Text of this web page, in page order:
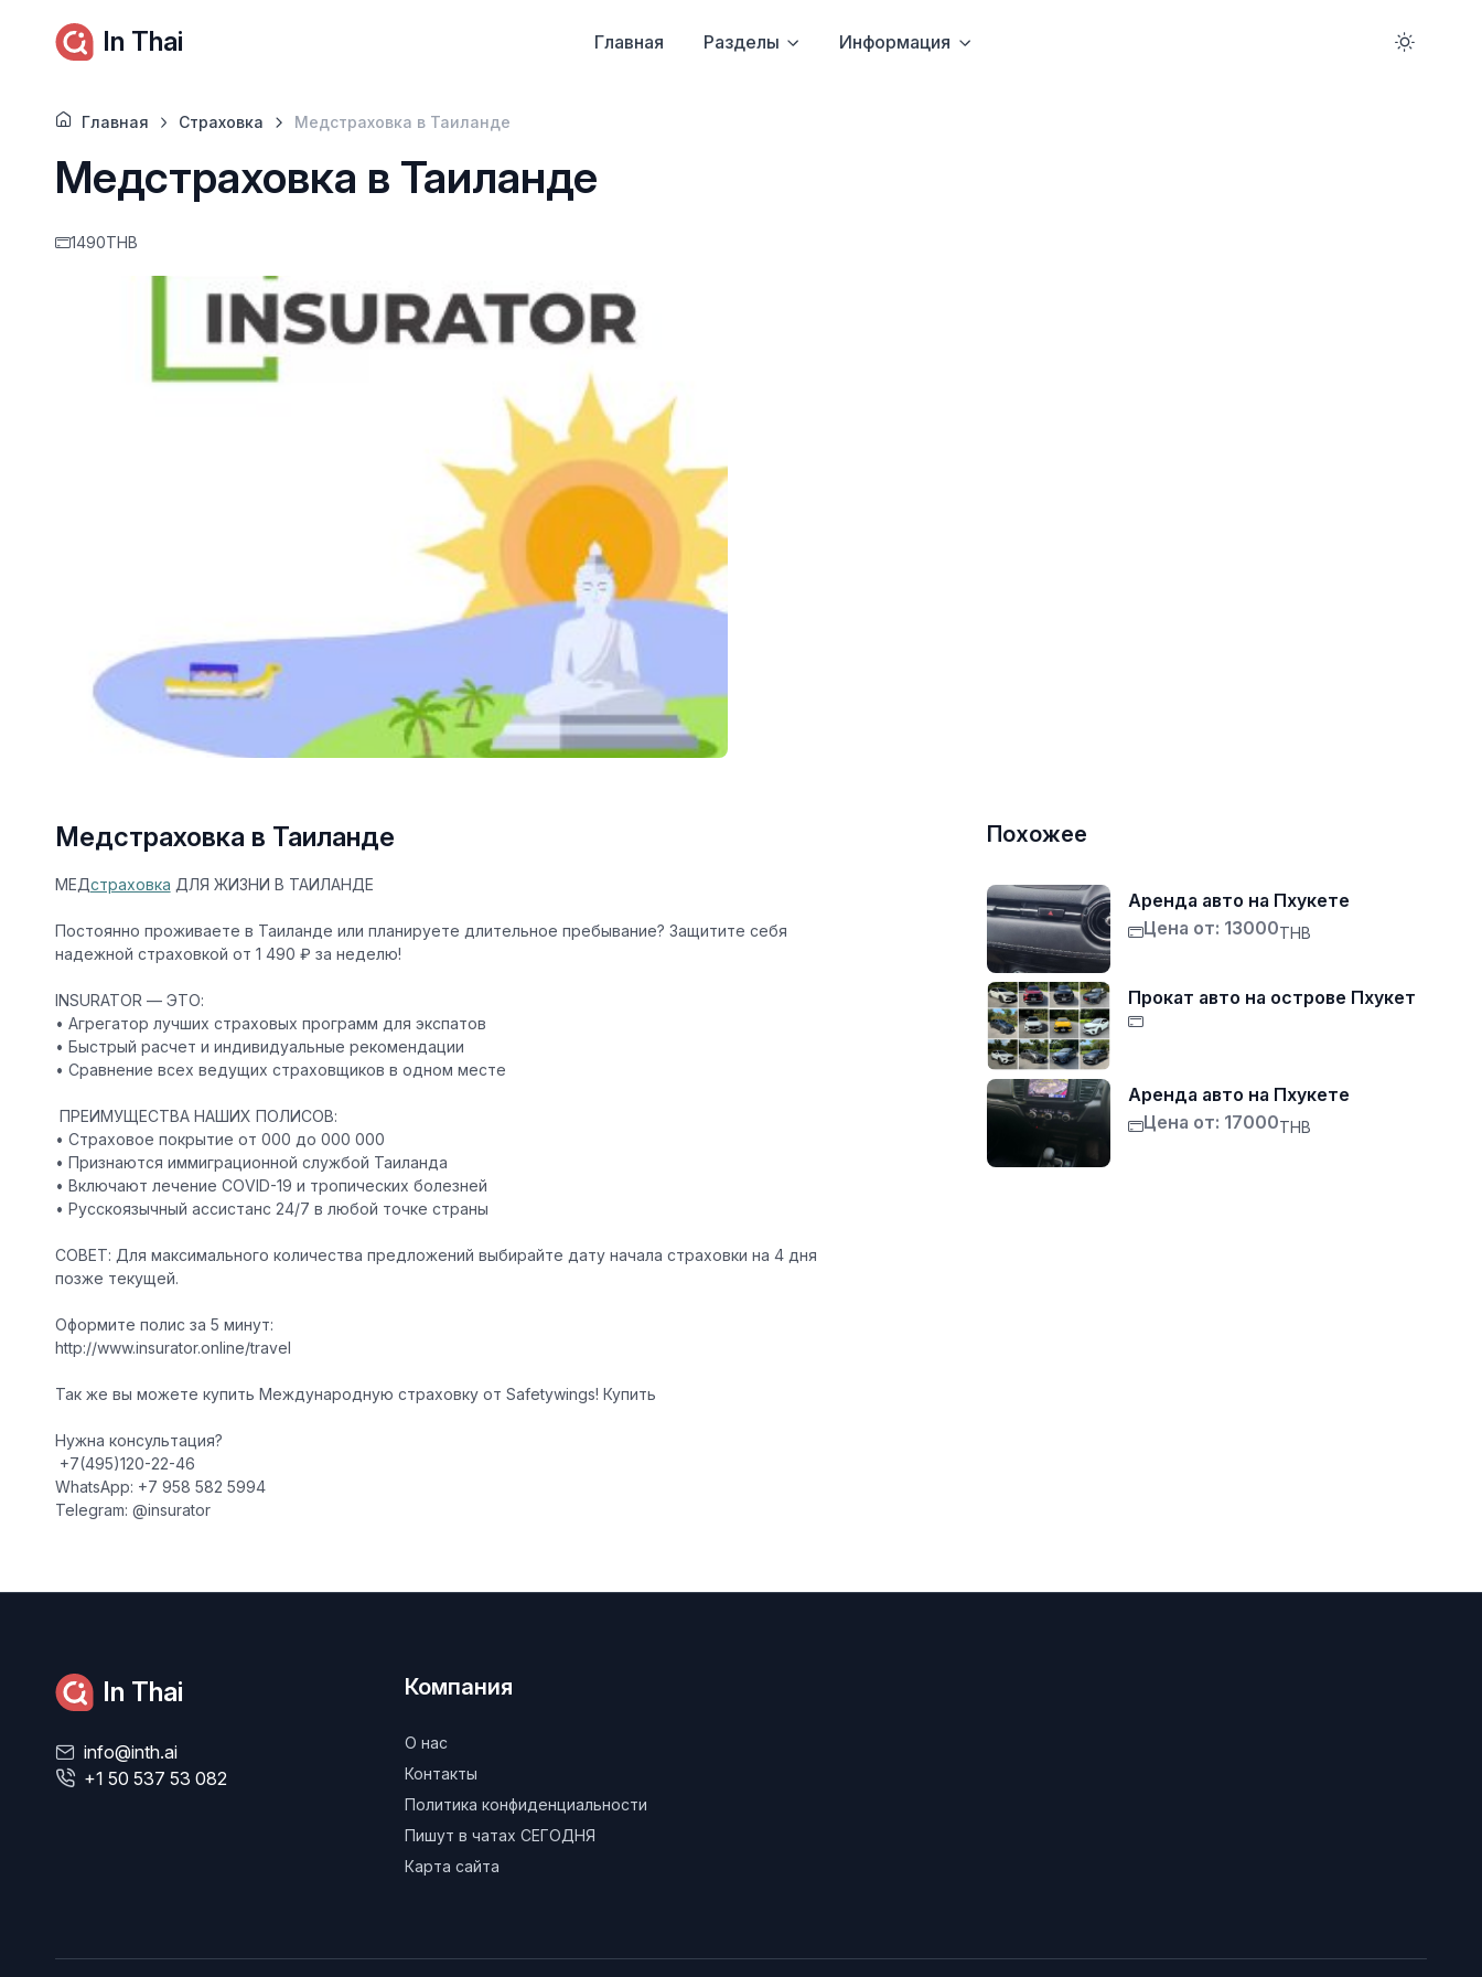
In Thai Главная Разделы Информация
Главная Страховка Медстраховка в Таиланде
Медстраховка в Таиланде
1490THB
Медстраховка в Таиланде
МЕДстраховка ДЛЯ ЖИЗНИ В ТАИЛАНДЕ
Постоянно проживаете в Таиланде или планируете длительное пребывание? Защитите себя
надежной страховкой от 1 490 ₽ за неделю!
INSURATOR — ЭТО:
• Агрегатор лучших страховых программ для экспатов
• Быстрый расчет и индивидуальные рекомендации
• Сравнение всех ведущих страховщиков в одном месте
️ ПРЕИМУЩЕСТВА НАШИХ ПОЛИСОВ:
• Страховое покрытие от 000 до 000 000
• Признаются иммиграционной службой Таиланда
• Включают лечение COVID-19 и тропических болезней
• Русскоязычный ассистанс 24/7 в любой точке страны
СОВЕТ: Для максимального количества предложений выбирайте дату начала страховки на 4 дня
позже текущей.
Оформите полис за 5 минут:
http://www.insurator.online/travel
Так же вы можете купить Международную страховку от Safetywings! Купить
Нужна консультация?
️ +7(495)120-22-46
WhatsApp: +7 958 582 5994
Telegram: @insurator
Похожее
Аренда авто на Пхукете
Цена от: 13000THB
Прокат авто на острове Пхукет
Аренда авто на Пхукете
Цена от: 17000THB
In Thai
info@inth.ai
+1 50 537 53 082
Компания
О нас
Контакты
Политика конфиденциальности
Пишут в чатах СЕГОДНЯ
Карта сайта